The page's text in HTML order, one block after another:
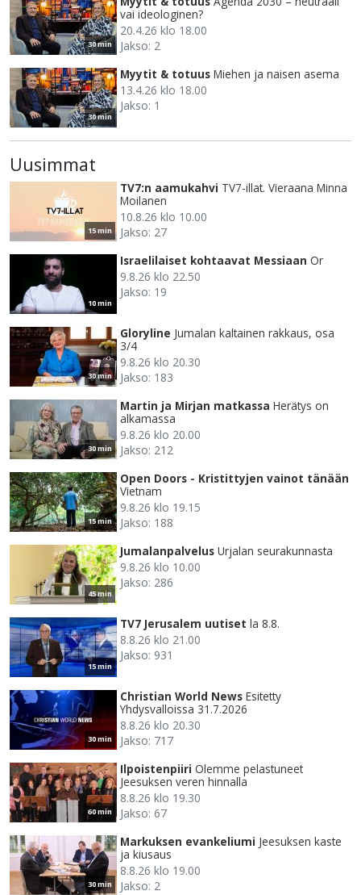
30 min
vai ideologinen?
20.4.26 klo 18.00
Jakso: 2
30 min
Myytit & totuus Miehen ja naisen asema
13.4.26 klo 18.00
Jakso: 1
Uusimmat
15 min
TV7:n aamukahvi TV7-illat. Vieraana Minna
Moilanen
10.8.26 klo 10.00
Jakso: 27
10 min
Israelilaiset kohtaavat Messiaan Or
9.8.26 klo 22.50
Jakso: 19
30 min
Gloryline Jumalan kaltainen rakkaus, osa
3/4
9.8.26 klo 20.30
Jakso: 183
30 min
Martin ja Mirjan matkassa Herätys on
alkamassa
9.8.26 klo 20.00
Jakso: 212
15 min
Open Doors - Kristittyjen vainot tänään
Vietnam
9.8.26 klo 19.15
Jakso: 188
45 min
Jumalanpalvelus Urjalan seurakunnasta
9.8.26 klo 10.00
Jakso: 286
15 min
TV7 Jerusalem uutiset la 8.8.
8.8.26 klo 21.00
Jakso: 931
30 min
Christian World News Esitetty
Yhdysvalloissa 31.7.2026
8.8.26 klo 20.30
Jakso: 717
60 min
Ilpoistenpiiri Olemme pelastuneet
Jeesuksen veren hinnalla
8.8.26 klo 19.30
Jakso: 67
30 min
Markuksen evankeliumi Jeesuksen kaste
ja kiusaus
8.8.26 klo 19.00
Jakso: 2